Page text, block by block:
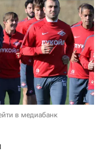
в медиабанк